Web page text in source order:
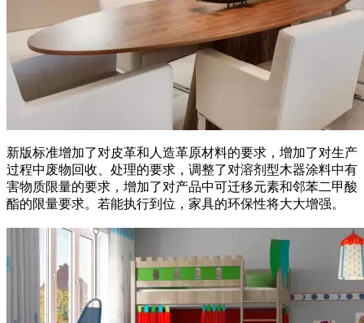
新版标准增加了对皮革和人造革原材料的要求，增加了对生产
过程中废物回收、处理的要求，调整了对溶剂型木器涂料中有
害物质限量的要求，增加了对产品中可迁移元素和邻苯二甲酸
酯的限量要求。若能执行到位，家具的环保性将大大增强。